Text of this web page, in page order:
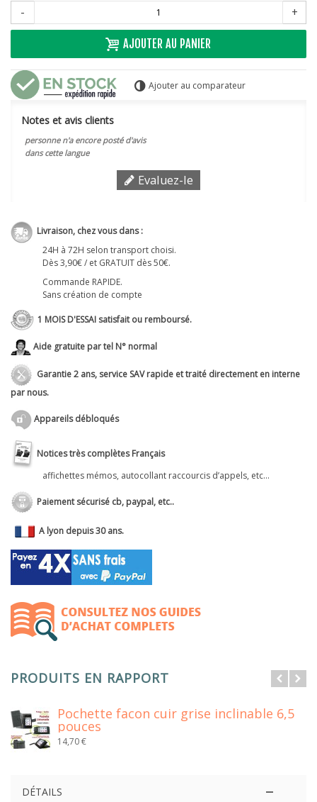
- +
AJOUTER AU PANIER
Ajouter au comparateur
Notes et avis clients
personne n'a encore posté d'avis
dans cette langue
Evaluez-le
Livraison, chez vous dans :
24H à 72H selon transport choisi.
Dès 3,90€ / et GRATUIT dès 50€.
Commande RAPIDE.
Sans création de compte
1 MOIS D'ESSAI satisfait ou remboursé.
Aide gratuite par tel N° normal
Garantie 2 ans, service SAV rapide et traité directement en interne
par nous.
Appareils débloqués
Notices très complètes Français
affichettes mémos, autocollant raccourcis d’appels, etc...
Paiement sécurisé cb, paypal, etc..
A lyon depuis 30 ans.
PRODUITS EN RAPPORT
Pochette facon cuir grise inclinable 6,5
pouces
14,70 €
DÉTAILS